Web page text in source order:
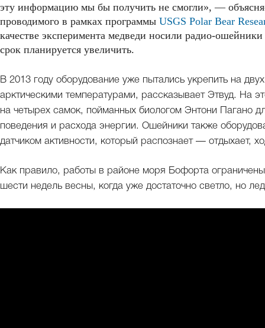
эту информацию мы бы получить не смогли», —
проводимого в рамках программы USGS Polar Bear
качестве эксперимента медведи носили радио-
срок планируется увеличить.
В 2013 году оборудование уже пытались укрепить на
арктическими температурами, рассказывает Этвуд. На
на четырех самок, пойманных биологом Энтони Пагано
поведения и расхода энергии. Ошейники также
датчиком активности, который распознает — отдыхает,
Как правило, работы в районе моря Бофорта
шести недель весны, когда уже достаточно светло, но